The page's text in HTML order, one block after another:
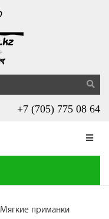
+7 (705) 775 08 64
Мягкие приманки